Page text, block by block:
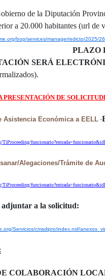
de la Diputación
a 20.000 habitantes (url de
bop/services/manager/edicto/2025/
PLAZO
SERÁ
PRESENTACIÓN DE
Asistencia Económica a EELL -
Alegaciones/Trámite de
adjuntar a la solicitud:
Servicios/cmsdipro/index.nsf/
COLABORACIÓN